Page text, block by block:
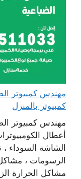
كمبيوتر بالمنزل
مهندس كمبيوتر
أعطال
الشاشة السوداء
الرسومات ،
مشاكل الحرارة